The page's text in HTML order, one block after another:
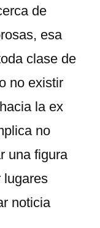
de
esa
clase de
no existir
la ex
no
una figura
lugares
noticia